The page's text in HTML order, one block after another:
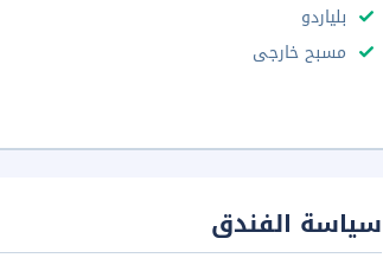
بلياردو
مسبح خارجى
سياسة الفندق